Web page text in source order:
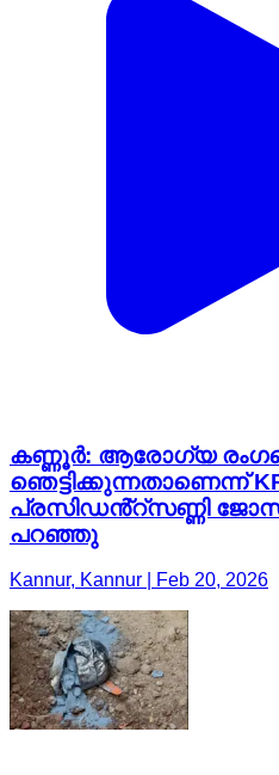
കണ്ണൂർ: ആരോഗ്യ
ഞെട്ടിക്കുന്നതാണെന്ന്
പ്രസിഡൻ്റ്സണ്ണി
പറഞ്ഞു
Kannur, Kannur | Feb 20, 2026